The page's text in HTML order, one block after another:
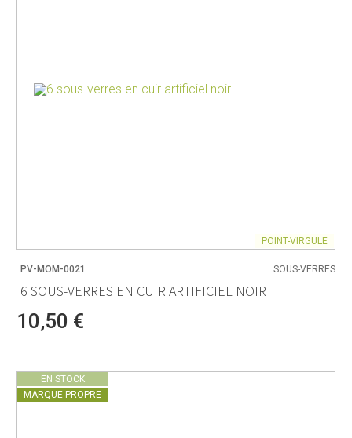
POINT-VIRGULE
PV-MOM-0021 SOUS-VERRES
6 SOUS-VERRES EN CUIR ARTIFICIEL NOIR
10,50 €
EN STOCK
MARQUE PROPRE